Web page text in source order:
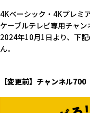
4Kベーシック・4Kプレミ
ケーブルテレビ専用チャン
2024年10月1日より、下
ん。
【変更前】チャンネル700